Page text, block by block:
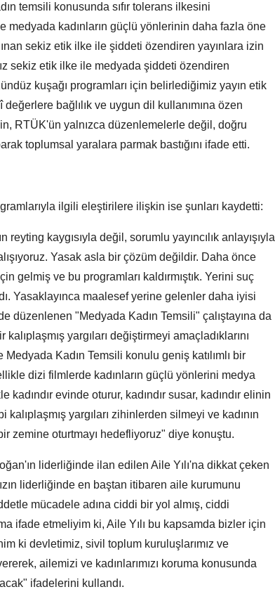
temsili konusunda sıfır tolerans ilkesini
medyada kadınların güçlü yönlerinin daha fazla öne
sekiz etik ilke ile şiddeti özendiren yayınlara izin
sekiz etik ilke ile medyada şiddeti özendiren
kuşağı programları için belirlediğimiz yayın etik
bağlılık ve uygun dil kullanımına özen
RTÜK'ün yalnızca düzenlemelerle değil, doğru
toplumsal yaralara parmak bastığını ifade etti.
ilgili eleştirilere ilişkin ise şunları kaydetti:
kaygısıyla değil, sorumlu yayıncılık anlayışıyla
Yasak asla bir çözüm değildir. Daha önce
gelmiş ve bu programları kaldırmıştık. Yerini suç
Yasaklayınca maalesef yerine gelenler daha iyisi
düzenlenen "Medyada Kadın Temsili" çalıştayına da
yargıları değiştirmeyi amaçladıklarını
Kadın Temsili konulu geniş katılımlı bir
dizi filmlerde kadınların güçlü yönlerini medya
evinde oturur, kadındır susar, kadındır elinin
yargıları zihinlerden silmeyi ve kadının
zemine oturtmayı hedefliyoruz" diye konuştu.
liderliğinde ilan edilen Aile Yılı'na dikkat çeken
liderliğinde en baştan itibaren aile kurumunu
mücadele adına ciddi bir yol almış, ciddi
ifade etmeliyim ki, Aile Yılı bu kapsamda bizler için
ki devletimiz, sivil toplum kuruluşlarımız ve
ailemizi ve kadınlarımızı koruma konusunda
ifadelerini kullandı.